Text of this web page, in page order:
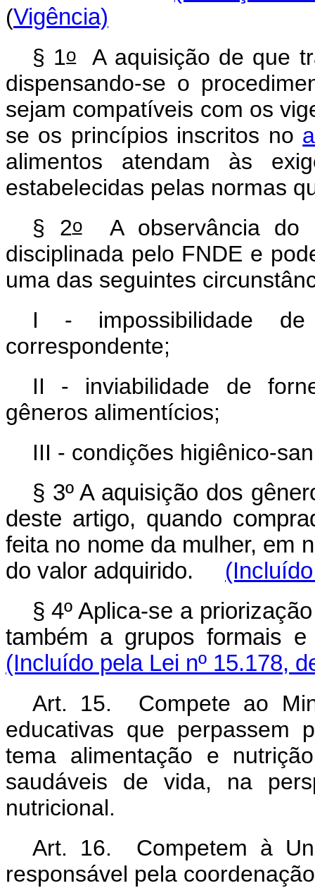
(Vigência)
§ 1oA aquisição de que
dispensando-se o
sejam compatíveis com os
se os princípios inscritos no
alimentos atendam às
estabelecidas pelas normas
§ 2oA observância do
disciplinada pelo FNDE e
uma das seguintes
I - impossibilidade
correspondente;
II - inviabilidade de
gêneros alimentícios;
III - condições higiênico-
§ 3º A aquisição dos
deste artigo, quando
feita no nome da mulher, em
do valor adquirido.
§ 4º Aplica-se a
também a grupos formais
(Incluído pela Lei nº 15.178,
Art. 15. Compete ao
educativas que perpassem
tema alimentação e
saudáveis de vida, na
nutricional.
Art. 16. Competem à
responsável pela